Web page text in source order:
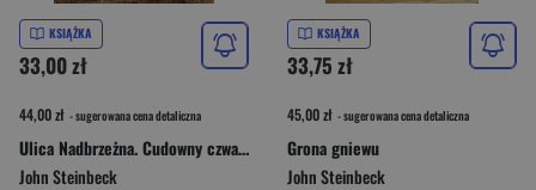
KSIĄŻKA
33,00 zł
44,00 zł - sugerowana cena detaliczna
Ulica Nadbrzeżna. Cudowny czwartek
John Steinbeck
KSIĄŻKA
33,75 zł
45,00 zł - sugerowana cena detaliczna
Grona gniewu
John Steinbeck